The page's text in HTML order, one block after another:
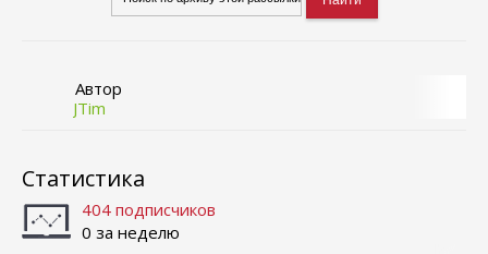
Автор
JTim
Статистика
404 подписчиков
0 за неделю